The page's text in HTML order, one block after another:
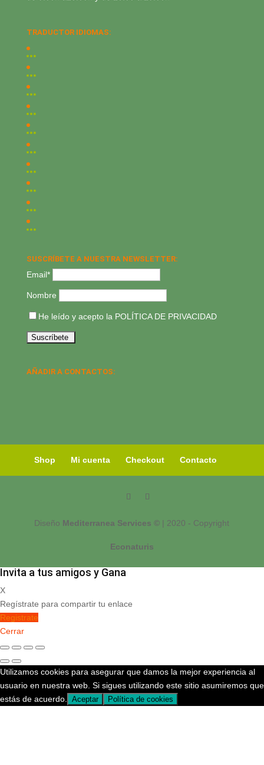
TRADUCTOR IDIOMAS:
SUSCRÍBETE A NUESTRA NEWSLETTER:
Email*
Nombre
He leído y acepto la POLÍTICA DE PRIVACIDAD
AÑADIR A CONTACTOS:
Shop Mi cuenta Checkout Contacto
Diseño Mediterranea Services © | 2020 - Copyright
Econaturis
Invita a tus amigos y Gana
X
Regístrate para compartir tu enlace
Registrate
Cerrar
Utilizamos cookies para asegurar que damos la mejor experiencia al
usuario en nuestra web. Si sigues utilizando este sitio asumiremos que
estás de acuerdo.
Aceptar Política de cookies